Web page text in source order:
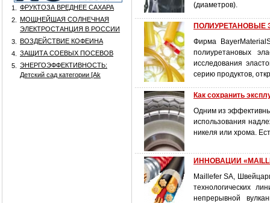
1.
ФРУКТОЗА ВРЕДНЕЕ САХАРА
2.
МОЩНЕЙШАЯ СОЛНЕЧНАЯ
ЭЛЕКТРОСТАНЦИЯ В РОССИИ
3.
ВОЗДЕЙСТВИЕ КОФЕИНА
4.
ЗАЩИТА СОЕВЫХ ПОСЕВОВ
5.
ЭНЕРГОЭФФЕКТИВНОСТЬ:
Детский сад категории [Аk
(диаметров).
ПОЛИУРЕТАНОВЫЕ
Фирма
полиуретановых
исследования
серию продуктов,
Как сохранить
Одним из
использования
никеля или хрома.
ИННОВАЦИИ
Maillefer SA,
технологических
непрерывной